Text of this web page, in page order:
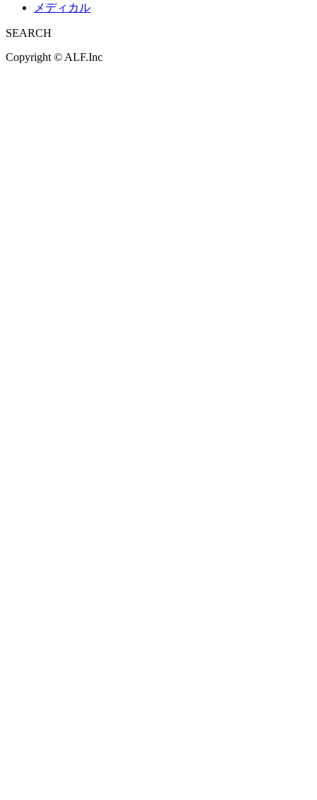
メディカル
SEARCH
Copyright © ALF.Inc